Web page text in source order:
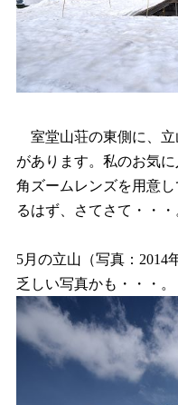
室堂山荘の東側に、立
があります。私のお気
角ズームレンズを用意
るはず、さてさて・・・
5月の立山（写真：2014
乏しい写真かも・・・。